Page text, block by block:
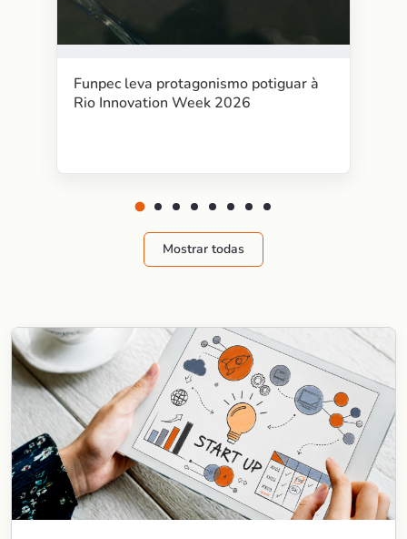
Funpec leva protagonismo potiguar à
Rio Innovation Week 2026
Mostrar todas